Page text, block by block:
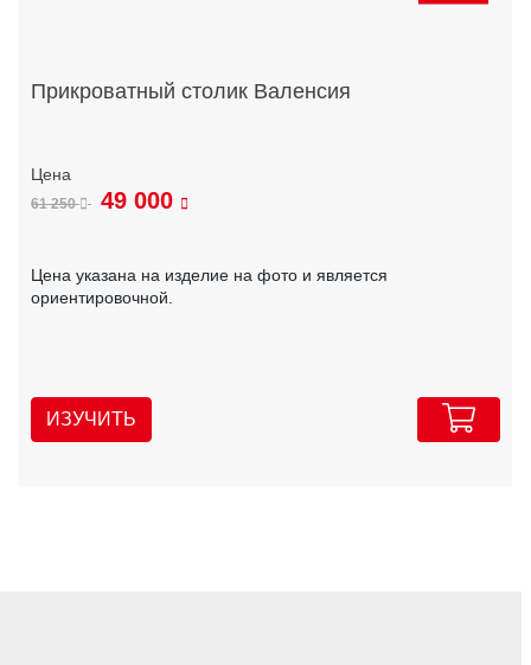
Прикроватный столик Валенсия
61 250 49 000
Цена указана на изделие на фото и является
ориентировочной.
ИЗУЧИТЬ